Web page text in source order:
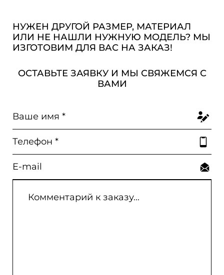
НУЖЕН ДРУГОЙ РАЗМЕР, МАТЕРИАЛ
ИЛИ НЕ НАШЛИ НУЖНУЮ МОДЕЛЬ? МЫ
ИЗГОТОВИМ ДЛЯ ВАС НА ЗАКАЗ!
ОСТАВЬТЕ ЗАЯВКУ И МЫ СВЯЖЕМСЯ С
ВАМИ